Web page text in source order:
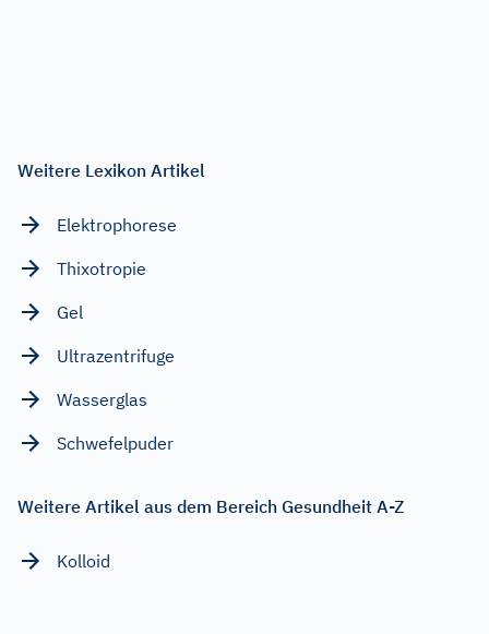
Weitere Lexikon Artikel
Elektrophorese
Thixotropie
Gel
Ultrazentrifuge
Wasserglas
Schwefelpuder
Weitere Artikel aus dem Bereich Gesundheit A-Z
Kolloid